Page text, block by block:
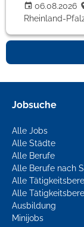
06.08.2026
Rheinland-
Jobsuche
Alle Jobs
Alle Städte
Alle Berufe
Alle Berufe nach
Alle
Alle
Ausbildung
Minijobs